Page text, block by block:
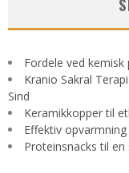
Fordele ved
Kranio Sakral
Sind
Keramikkopper til
Effektiv
Proteinsnacks til en